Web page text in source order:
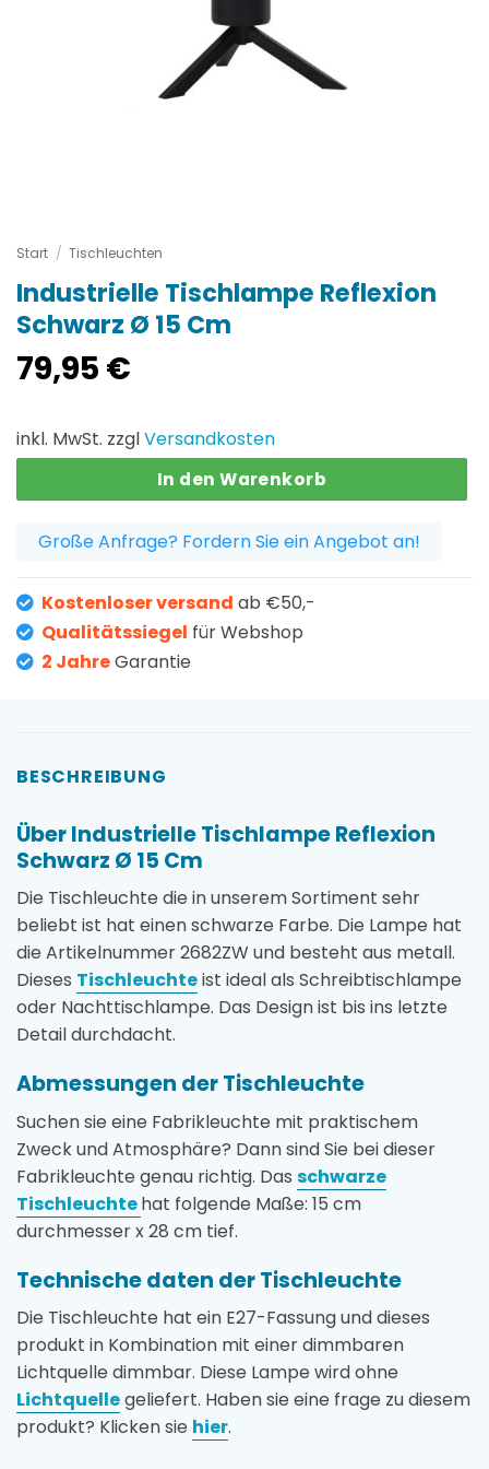
Start / Tischleuchten
Industrielle Tischlampe Reflexion
Schwarz Ø 15 Cm
79,95 €
inkl. MwSt. zzglVersandkosten
In den Warenkorb
Große Anfrage? Fordern Sie ein Angebot an!
Kostenloser versand ab €50,-
Qualitätssiegel für Webshop
2 JahreGarantie
BESCHREIBUNG
Über Industrielle Tischlampe Reflexion
Schwarz Ø 15 Cm
Die Tischleuchte die in unserem Sortiment sehr
beliebt ist hat einen schwarze Farbe. Die Lampe hat
die Artikelnummer 2682ZW und besteht aus metall.
Dieses Tischleuchteist ideal als Schreibtischlampe
oder Nachttischlampe. Das Design ist bis ins letzte
Detail durchdacht.
Abmessungen der Tischleuchte
Suchen sie eine Fabrikleuchte mit praktischem
Zweck und Atmosphäre? Dann sind Sie bei dieser
Fabrikleuchte genau richtig. Das schwarze
Tischleuchtehat folgende Maße: 15 cm
durchmesser x 28 cm tief.
Technische daten der Tischleuchte
Die Tischleuchte hat ein E27-Fassung und dieses
produkt in Kombination mit einer dimmbaren
Lichtquelle dimmbar. Diese Lampe wird ohne
Lichtquellegeliefert. Haben sie eine frage zu diesem
produkt? Klicken sie hier.